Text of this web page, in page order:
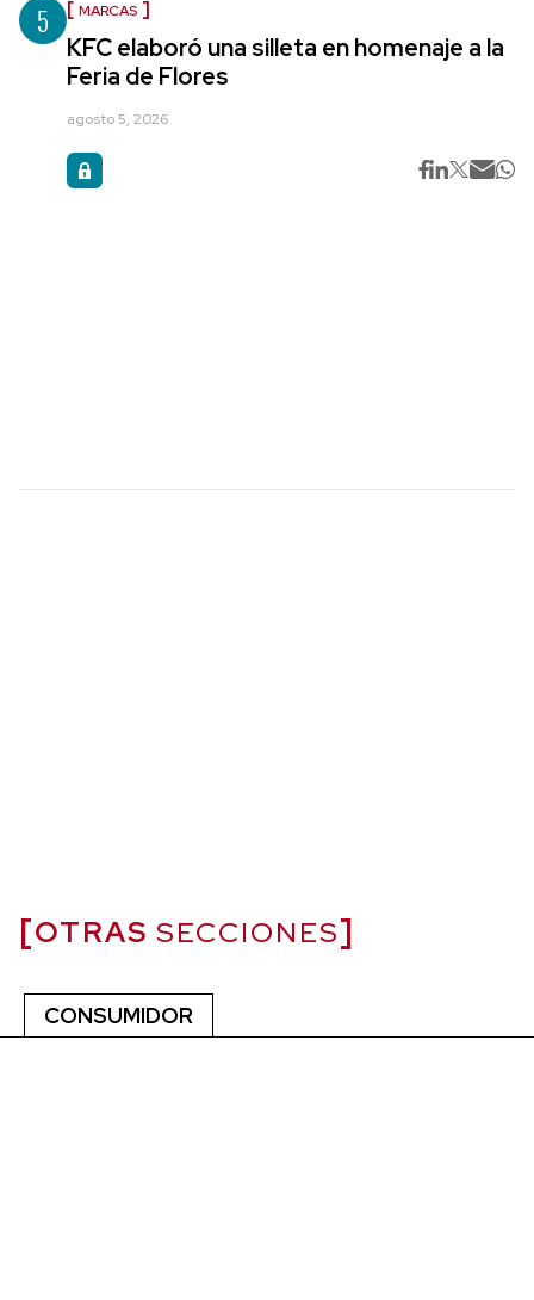
5 MARCAS
KFC elaboró una silleta en homenaje a la
Feria de Flores
agosto 5, 2026
OTRAS SECCIONES
CONSUMIDOR